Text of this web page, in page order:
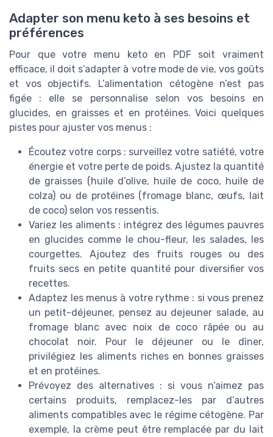
Adapter son menu keto à ses besoins et
préférences
Pour que votre menu keto en PDF soit vraiment
efficace, il doit s’adapter à votre mode de vie, vos goûts
et vos objectifs. L’alimentation cétogène n’est pas
figée : elle se personnalise selon vos besoins en
glucides, en graisses et en protéines. Voici quelques
pistes pour ajuster vos menus :
Écoutez votre corps : surveillez votre satiété, votre
énergie et votre perte de poids. Ajustez la quantité
de graisses (huile d’olive, huile de coco, huile de
colza) ou de protéines (fromage blanc, œufs, lait
de coco) selon vos ressentis.
Variez les aliments : intégrez des légumes pauvres
en glucides comme le chou-fleur, les salades, les
courgettes. Ajoutez des fruits rouges ou des
fruits secs en petite quantité pour diversifier vos
recettes.
Adaptez les menus à votre rythme : si vous prenez
un petit-déjeuner, pensez au dejeuner salade, au
fromage blanc avec noix de coco râpée ou au
chocolat noir. Pour le déjeuner ou le dîner,
privilégiez les aliments riches en bonnes graisses
et en protéines.
Prévoyez des alternatives : si vous n’aimez pas
certains produits, remplacez-les par d’autres
aliments compatibles avec le régime cétogène. Par
exemple, la crème peut être remplacée par du lait